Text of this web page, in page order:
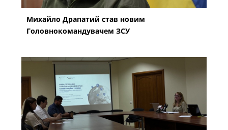
Михайло Драпатий став новим
Головнокомандувачем ЗСУ